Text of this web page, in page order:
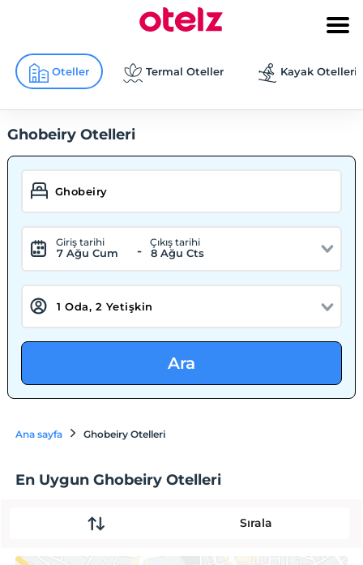
Oteller Termal Oteller Kayak Otelleri
Ghobeiry Otelleri
Giriş tarihi
7 Ağu Cum -
Çıkış tarihi
8 Ağu Cts
Ara
Ana sayfa Ghobeiry Otelleri
En Uygun Ghobeiry Otelleri
Sırala